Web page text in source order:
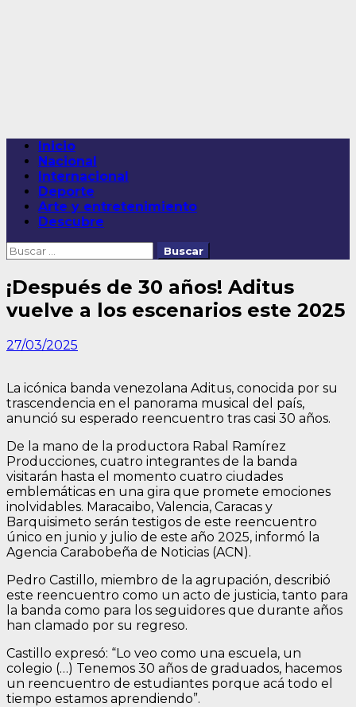
Menú
principal
Inicio
Nacional
Internacional
Deporte
Arte y entretenimiento
Descubre
Buscar:
¡Después de 30 años! Aditus
vuelve a los escenarios este 2025
27/03/2025
La icónica banda venezolana Aditus, conocida por su
trascendencia en el panorama musical del país,
anunció su esperado reencuentro tras casi 30 años.
De la mano de la productora Rabal Ramírez
Producciones, cuatro integrantes de la banda
visitarán hasta el momento cuatro ciudades
emblemáticas en una gira que promete emociones
inolvidables. Maracaibo, Valencia, Caracas y
Barquisimeto serán testigos de este reencuentro
único en junio y julio de este año 2025, informó la
Agencia Carabobeña de Noticias (ACN).
Pedro Castillo, miembro de la agrupación, describió
este reencuentro como un acto de justicia, tanto para
la banda como para los seguidores que durante años
han clamado por su regreso.
Castillo expresó: “Lo veo como una escuela, un
colegio (…) Tenemos 30 años de graduados, hacemos
un reencuentro de estudiantes porque acá todo el
tiempo estamos aprendiendo”.